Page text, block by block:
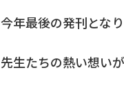
今年最後の発刊となり
先生たちの熱い想い